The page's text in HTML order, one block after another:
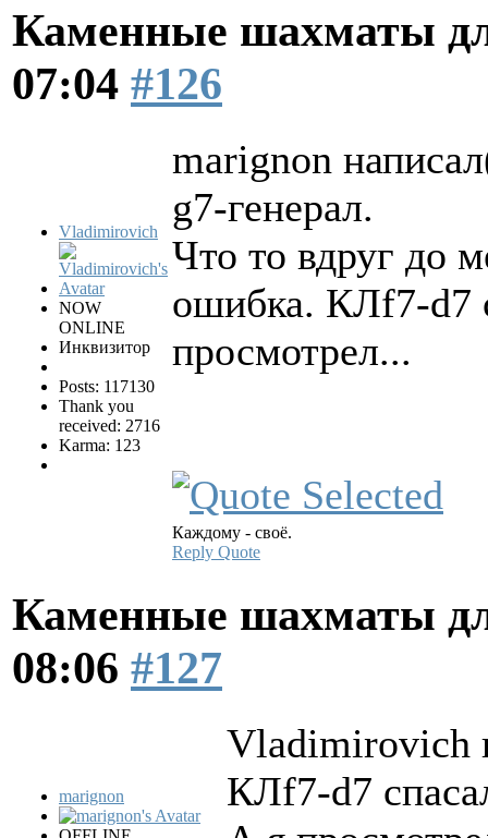
Каменные шахматы
07:04 #126
Vladimirovich
NOW
ONLINE
Инквизитор
Posts: 117130
Thank you
received: 2716
Karma: 123
marignon
g7-генерал.
Что то вдруг до
ошибка. КЛf7-d7
просмотрел...
Каждому - своё.
Reply Quote
Каменные шахматы
08:06 #127
marignon
Vladimirovich
КЛf7-d7